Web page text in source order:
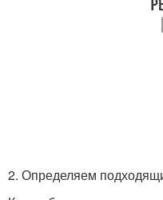
2. Определяем